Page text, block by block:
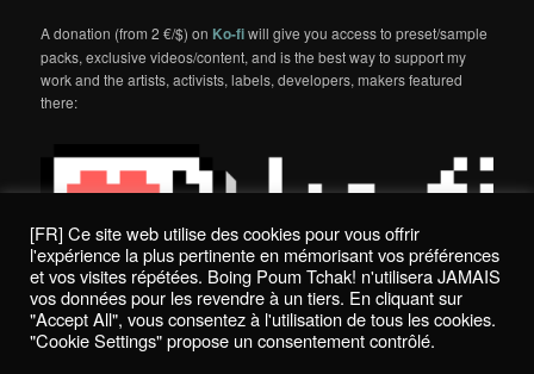
A donation (from 2 €/$) on Ko-fiwill give you access to preset/sample
packs, exclusive videos/content, and is the best way to support my
work and the artists, activists, labels, developers, makers featured
there:
Politique de confidentialité / Privacy Policy
[FR] Ce site web utilise des cookies pour vous offrir
l'expérience la plus pertinente en mémorisant vos préférences
et vos visites répétées. Boing Poum Tchak! n'utilisera JAMAIS
vos données pour les revendre à un tiers. En cliquant sur
"Accept All", vous consentez à l'utilisation de tous les cookies.
"Cookie Settings" propose un consentement contrôlé.